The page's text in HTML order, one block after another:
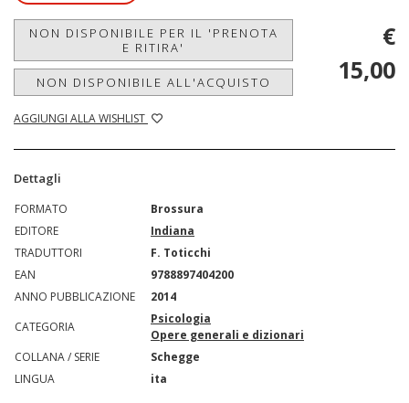
NON DISPONIBILE PER IL 'PRENOTA
E RITIRA'
NON DISPONIBILE ALL'ACQUISTO
AGGIUNGI ALLA WISHLIST
€
15,00
Dettagli
FORMATO
Brossura
EDITORE
Indiana
TRADUTTORI
F. Toticchi
EAN
9788897404200
ANNO PUBBLICAZIONE
2014
CATEGORIA
Psicologia
Opere generali e dizionari
COLLANA / SERIE
Schegge
LINGUA
ita